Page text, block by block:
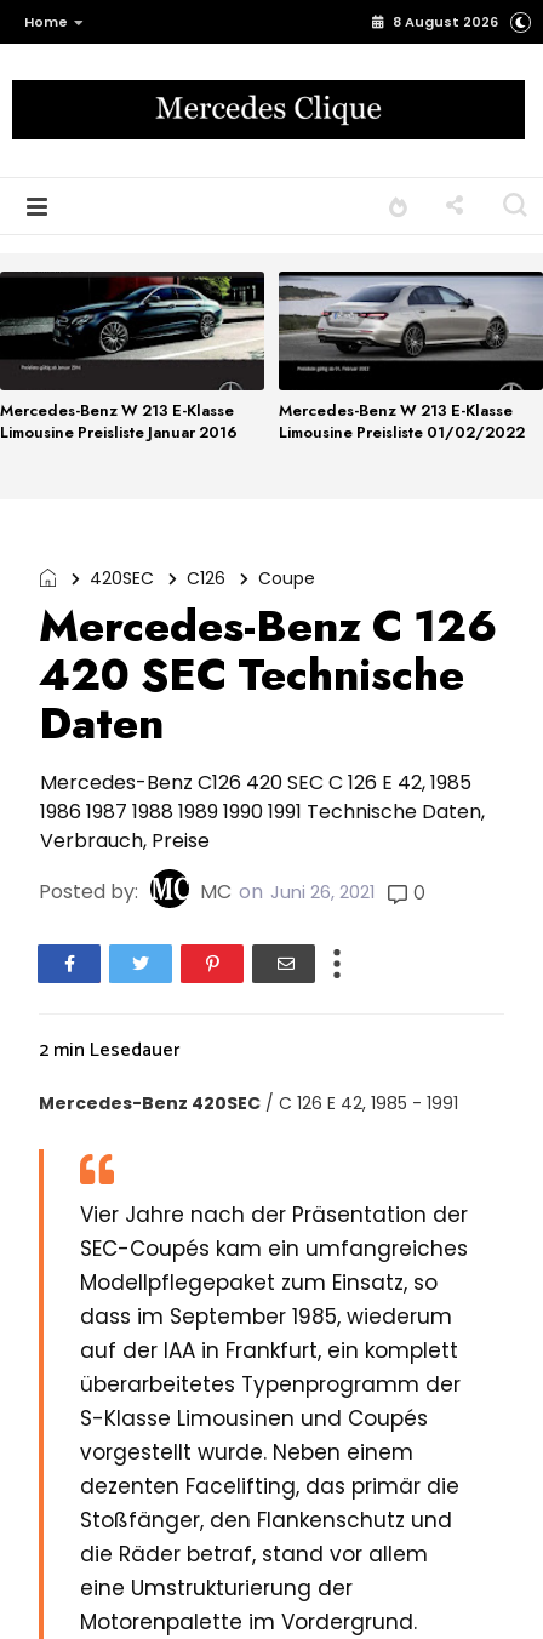
Home 8 August 2026
Mercedes-Benz W 213 E-Klasse
Limousine Preisliste Januar 2016
Mercedes-Benz W 213 E-Klasse
Limousine Preisliste 01/02/2022
420SEC C126 Coupe
Mercedes-Benz C 126
420 SEC Technische
Daten
Mercedes-Benz C126 420 SEC C 126 E 42, 1985
1986 1987 1988 1989 1990 1991 Technische Daten,
Verbrauch, Preise
Posted by:
MC on Juni 26, 2021 0
2 min Lesedauer
Mercedes-Benz 420SEC / C 126 E 42, 1985 - 1991
Vier Jahre nach der Präsentation der
SEC-Coupés kam ein umfangreiches
Modellpflegepaket zum Einsatz, so
dass im September 1985, wiederum
auf der IAA in Frankfurt, ein komplett
überarbeitetes Typenprogramm der
S-Klasse Limousinen und Coupés
vorgestellt wurde. Neben einem
dezenten Facelifting, das primär die
Stoßfänger, den Flankenschutz und
die Räder betraf, stand vor allem
eine Umstrukturierung der
Motorenpalette im Vordergrund.